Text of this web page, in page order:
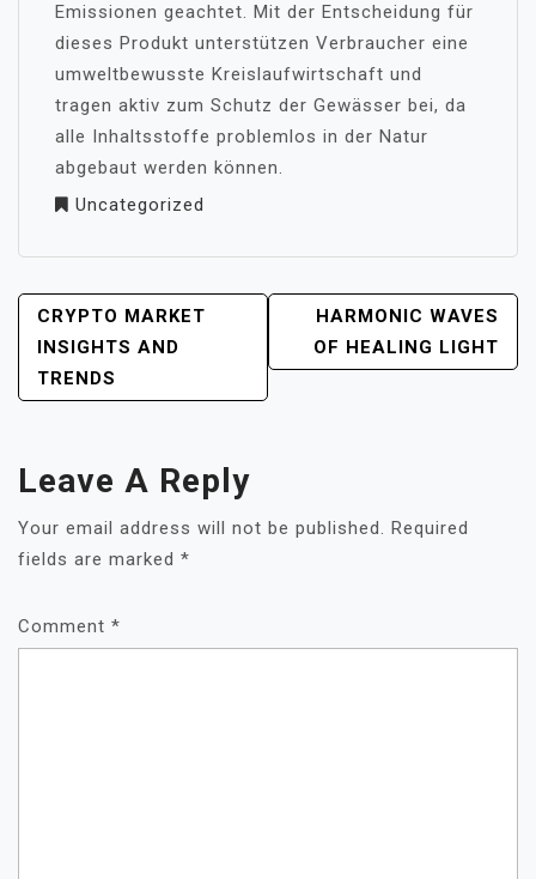
Emissionen geachtet. Mit der Entscheidung für
dieses Produkt unterstützen Verbraucher eine
umweltbewusste Kreislaufwirtschaft und
tragen aktiv zum Schutz der Gewässer bei, da
alle Inhaltsstoffe problemlos in der Natur
abgebaut werden können.
Uncategorized
POST
NAVIGATION
CRYPTO MARKET
INSIGHTS AND
TRENDS
HARMONIC WAVES
OF HEALING LIGHT
Leave A Reply
Your email address will not be published. Required
fields are marked *
Comment *